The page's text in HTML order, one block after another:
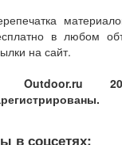
в любом
на сайт.
Outdoor.ru
в соцсетях: